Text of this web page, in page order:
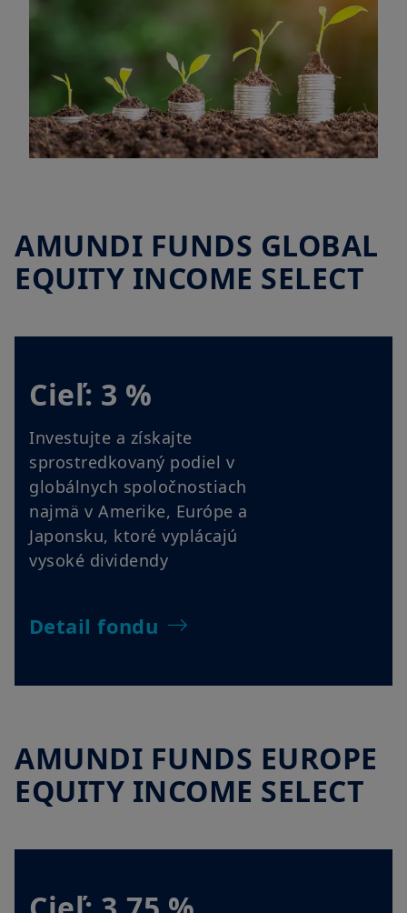
AMUNDI FUNDS GLOBAL
EQUITY INCOME SELECT
Cieľ: 3 %
Investujte a získajte
sprostredkovaný podiel v
globálnych spoločnostiach
najmä v Amerike, Európe a
Japonsku, ktoré vyplácajú
vysoké dividendy
Detail fondu
AMUNDI FUNDS EUROPE
EQUITY INCOME SELECT